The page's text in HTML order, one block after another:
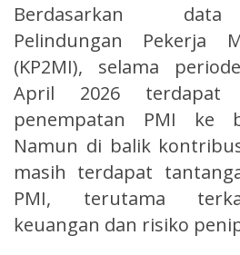
Berdasarkan data
Pelindungan Pekerja
(KP2MI), selama
April 2026 terdapat
penempatan PMI ke
Namun di balik
masih terdapat
PMI, terutama
keuangan dan risiko